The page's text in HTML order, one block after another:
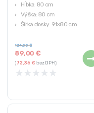
Hĺbka: 80 cm
Výška: 80 cm
Šírka dosky: 91×80 cm
89,00€
124,00€
(72,36€bez DPH)
★ ★ ★ ★ ★